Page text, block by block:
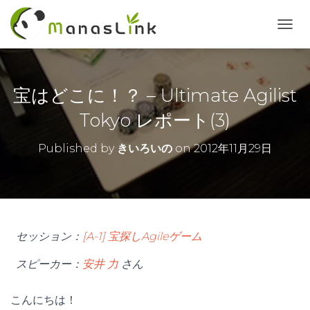
O
E
宝はどこに！？ – Ultimate Agilist
Tokyo レポート(3)
Published by きいろいの on2012年11月29日
セッション： [A-1] 宝探しAgileゲーム
スピーカー： 安井 力 さん
こんにちは！